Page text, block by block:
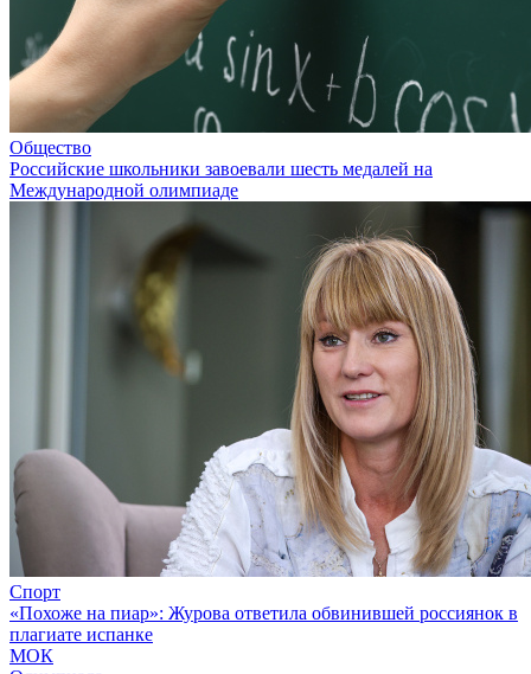
Общество
Российские школьники завоевали шесть медалей на
Международной олимпиаде
Спорт
«Похоже на пиар»: Журова ответила обвинившей россиянок в
плагиате испанке
МОК